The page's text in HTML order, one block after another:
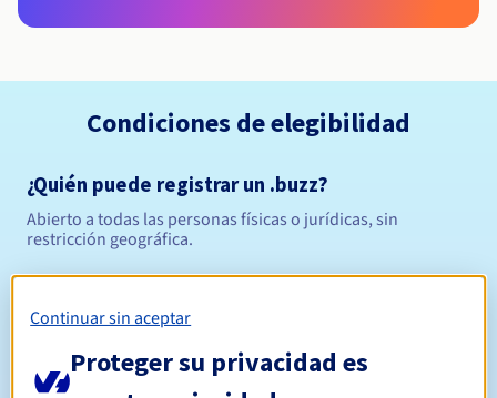
Condiciones de elegibilidad
¿Quién puede registrar un .buzz?
Abierto a todas las personas físicas o jurídicas, sin
restricción geográfica.
Continuar sin aceptar
Proteger su privacidad es